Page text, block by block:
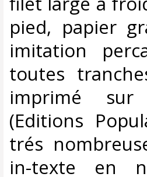
pied, papier
imitation
toutes
imprimé
(Editions
trés
in-texte en